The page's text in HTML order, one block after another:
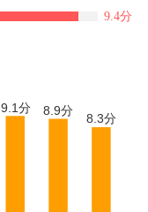
9.4分
9.1分 8.9分
8.3分